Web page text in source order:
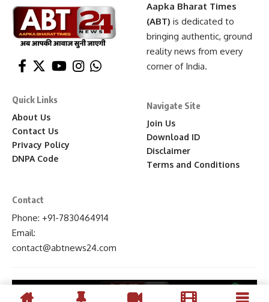
Aapka Bharat Times
(ABT) is dedicated to
bringing authentic, ground
reality news from every
corner of India.
Quick Links
About Us
Contact Us
Privacy Policy
DNPA Code
Navigate Site
Join Us
Download ID
Disclaimer
Terms and Conditions
Contact
Phone: +91-7830464914
Email:
contact@abtnews24.com